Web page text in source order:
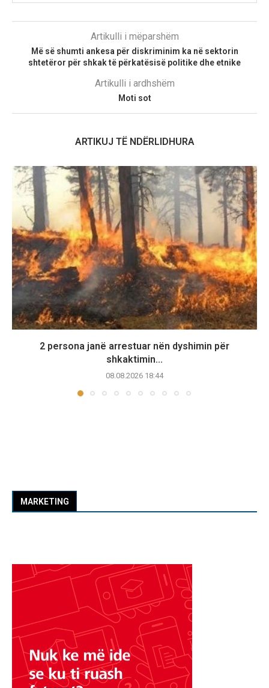
Artikulli i mëparshëm
Më së shumti ankesa për diskriminim ka në sektorin
shtetëror për shkak të përkatësisë politike dhe etnike
Artikulli i ardhshëm
Moti sot
ARTIKUJ TË NDËRLIDHURA
2 persona janë arrestuar nën dyshimin për
shkaktimin...
08.08.2026 18:44
MARKETING